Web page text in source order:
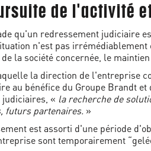
de l'activité
qu'un redressement judiciaire
n'est pas
la société concernée, le
la direction de l'entreprise
au bénéfice du Groupe Brandt
« la recherche de
futurs partenaires. »
est assorti d'une période
sont temporairement